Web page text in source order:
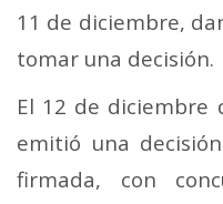
11 de diciembre,
tomar una decisión.
El 12 de diciembre
emitió una
firmada, con